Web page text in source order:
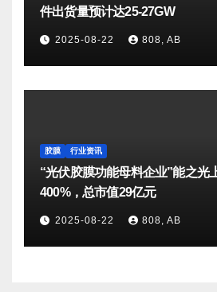
件出货量预计达25-27GW
2025-08-22 808, AB
胶膜 行业资讯
“光伏胶膜功能母料企业”能之光
400%，总市值29亿元
2025-08-22 808, AB